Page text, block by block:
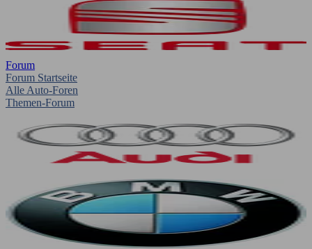
Forum
Forum Startseite
Alle Auto-Foren
Themen-Forum